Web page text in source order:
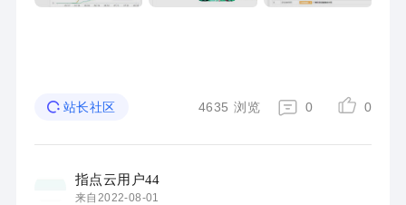
站长社区 4635 浏览 0 0
指点云用户44
来自2022-08-01